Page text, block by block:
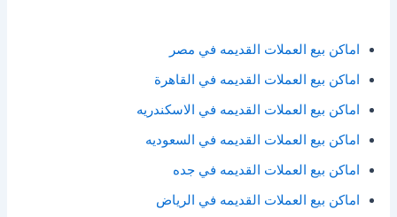
اماكن بيع العملات القديمه في مصر
اماكن بيع العملات القديمه في القاهرة
اماكن بيع العملات القديمه في الاسكندريه
اماكن بيع العملات القديمه في السعوديه
اماكن بيع العملات القديمه في جده
اماكن بيع العملات القديمه في الرياض